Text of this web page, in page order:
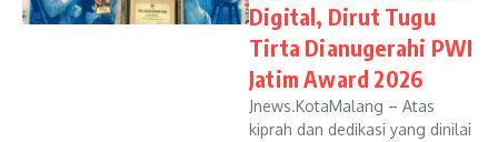
Digital, Dirut Tugu
Tirta Dianugerahi PWI
Jatim Award 2026
Jnews.KotaMalang – Atas
kiprah dan dedikasi yang dinilai